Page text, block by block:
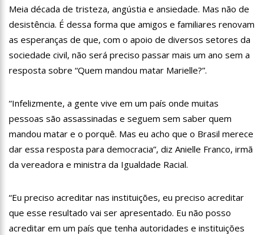
12:34 Os Corpos cobrem as ruas da capital do Sudão, e o cheiro de
morte invade hospitais do país
CAPIVARA FILÓ GANHA MÚSICA ESCRITA POR MARINHO BELLO;
VEJA VÍDEO
12:50 VÍDEO: Suspeitos de tráfico de drogas são capturados dentro
de bueiro em Manaus
Putin assina decreto e abre caminho para deportação de
pessoas de regiões ocupadas na Ucrânia
11:52 Ex-mulher de Daniel Alves se muda com os filhos do jogador
para Barcelona
11:45 Idoso retoma emprego em banco 59 anos após ser preso
retirada do prêmio
11:33 Prefeito fiscaliza obras de creche e anuncia entrega para as
próximas semanas
Meia década de tristeza, angústia e ansiedade. Mas não de
desistência. É dessa forma que amigos e familiares renovam
as esperanças de que, com o apoio de diversos setores da
sociedade civil, não será preciso passar mais um ano sem a
resposta sobre “Quem mandou matar Marielle?”.
“Infelizmente, a gente vive em um país onde muitas
pessoas são assassinadas e seguem sem saber quem
mandou matar e o porquê. Mas eu acho que o Brasil merece
dar essa resposta para democracia”, diz Anielle Franco, irmã
da vereadora e ministra da Igualdade Racial.
“Eu preciso acreditar nas instituições, eu preciso acreditar
que esse resultado vai ser apresentado. Eu não posso
acreditar em um país que tenha autoridades e instituições